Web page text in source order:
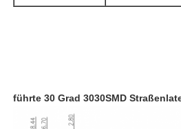
führte 30 Grad 3030SMD